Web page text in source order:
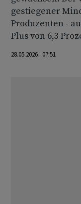
gestiegener
Produzenten -
Plus von 6,3
28.05.2026 07:51